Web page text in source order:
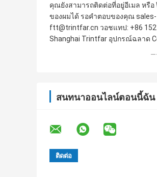
คุณยังสามารถติดต่อที่อยู่อีเมล หรือ
ของผมได้ รอคําตอบของคุณ sales-
ftt@trintfar.cn วอชแทป: +86
Shanghai Trintfar อุปกรณ์ฉลาด
สนทนาออนไลน์ตอนนี้ฉัน